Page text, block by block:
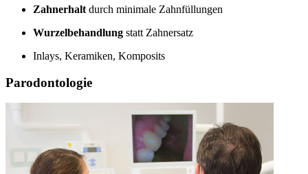
Zahnerhalt durch minimale Zahnfüllungen
Wurzelbehandlung statt Zahnersatz
Inlays, Keramiken, Komposits
Parodontologie